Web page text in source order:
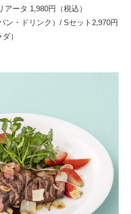
ータ 1,980円（税込）
ン・ドリンク）/ Sセット2,970円
）